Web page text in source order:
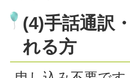
(4)手話通訳
れる方